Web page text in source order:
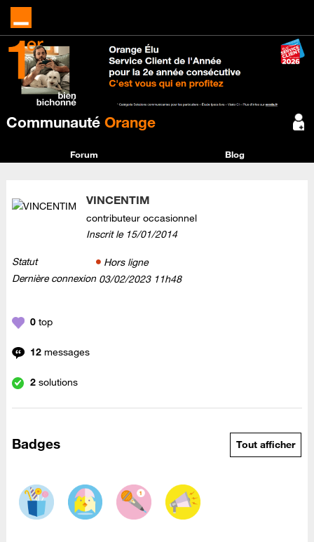
Communauté Orange
Forum Blog
VINCENTIM
contributeur occasionnel
Inscrit le ‎15/01/2014
Statut
Hors ligne
Dernière connexion ‎03/02/2023 11h48
0 top
12 messages
2 solutions
Badges Tout afficher